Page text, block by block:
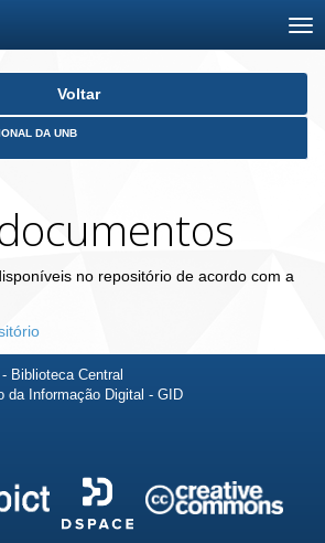
Voltar
DA UNB
no repositório de acordo com a
Biblioteca Central
da Informação Digital - GID